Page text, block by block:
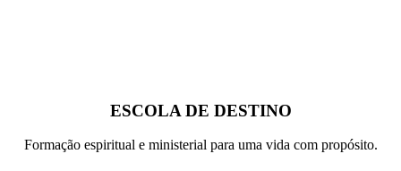
ESCOLA DE DESTINO
Formação espiritual e ministerial para uma vida com propósito.